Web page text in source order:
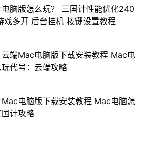
电脑版怎么玩？ 三国计性能优化240
戏多开 后台挂机 按键设置教程
端Mac电脑版下载安装教程 Mac电
代号：云端攻略
Mac电脑版下载安装教程 Mac电脑怎
计攻略